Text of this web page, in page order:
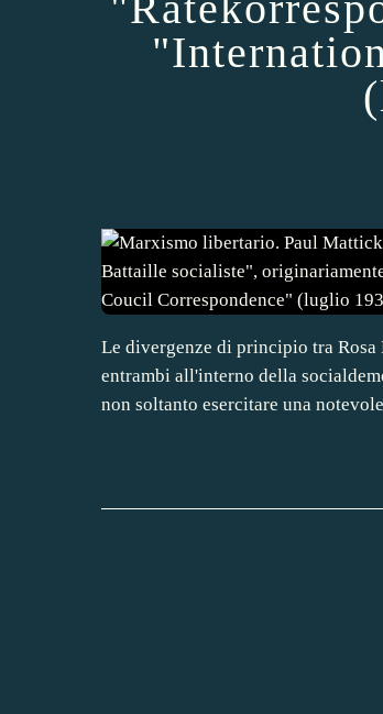
Le divergenze di principio tra
entrambi all'interno della
non soltanto esercitare una